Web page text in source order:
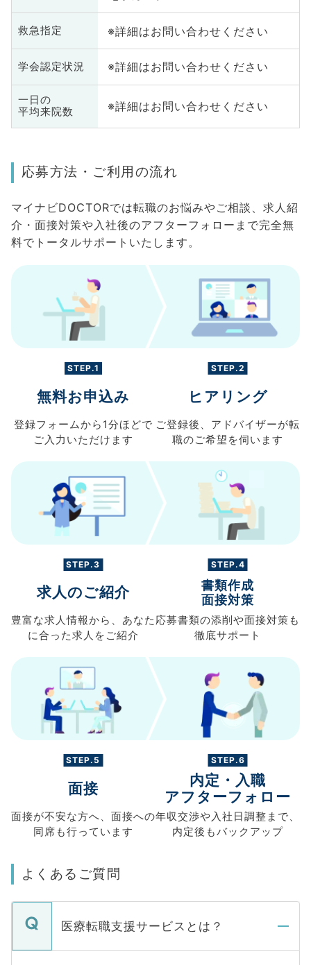
救急指定 ※詳細はお問い合わせください
学会認定状況 ※詳細はお問い合わせください
一日の
平均来院数
※詳細はお問い合わせください
応募方法・ご利用の流れ
マイナビDOCTORでは転職のお悩みやご相談、求人紹
介・面接対策や入社後のアフターフォローまで完全無
料でトータルサポートいたします。
STEP.1
無料お申込み
登録フォームから 1分ほどで
ご入力 いただけます
STEP.2
ヒアリング
ご登録後、 アドバイザーが転
職のご希望を伺います
STEP.3
求人のご紹介
豊富な求人情報から、 あなた
に合った求人を ご紹介
STEP.4
書類作成
面接対策
応募書類の添削や面接対策も
徹底サポート
STEP.5
面接
面接が不安な方へ、 面接への
同席も行っています
STEP.6
内定・入職
アフターフォロー
年収交渉や入社日調整まで、
内定後もバックアップ
よくあるご質問
医療転職支援サービスとは？